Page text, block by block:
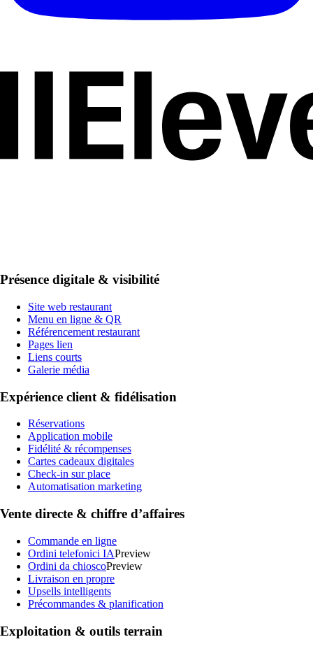
Présence digitale & visibilité
Site web restaurant
Menu en ligne & QR
Référencement restaurant
Pages lien
Liens courts
Galerie média
Expérience client & fidélisation
Réservations
Application mobile
Fidélité & récompenses
Cartes cadeaux digitales
Check-in sur place
Automatisation marketing
Vente directe & chiffre d’affaires
Commande en ligne
Ordini telefonici IAPreview
Ordini da chioscoPreview
Livraison en propre
Upsells intelligents
Précommandes & planification
Exploitation & outils terrain